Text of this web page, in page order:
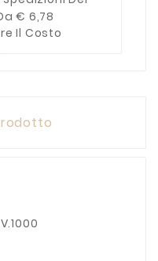
€ 6,78
Il Costo